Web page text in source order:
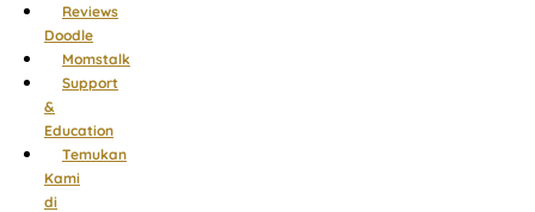
Reviews
Doodle
Momstalk
Support
&
Education
Temukan
Kami
di